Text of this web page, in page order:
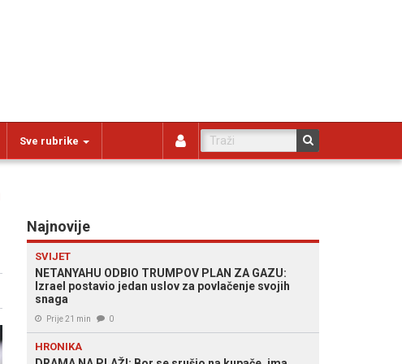
Sve rubrike
Najnovije
SVIJET
NETANYAHU ODBIO TRUMPOV PLAN ZA GAZU:
Izrael postavio jedan uslov za povlačenje svojih
snaga
Prije 21 min 0
HRONIKA